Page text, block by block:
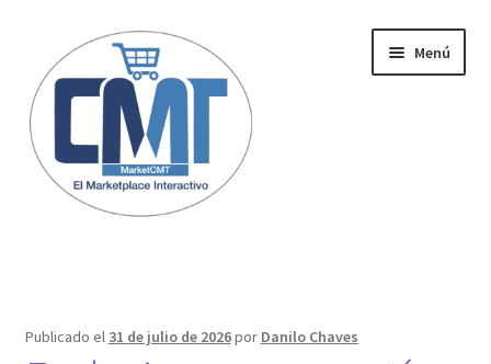
Menú
Publicado el 31 de julio de 2026por Danilo Chaves